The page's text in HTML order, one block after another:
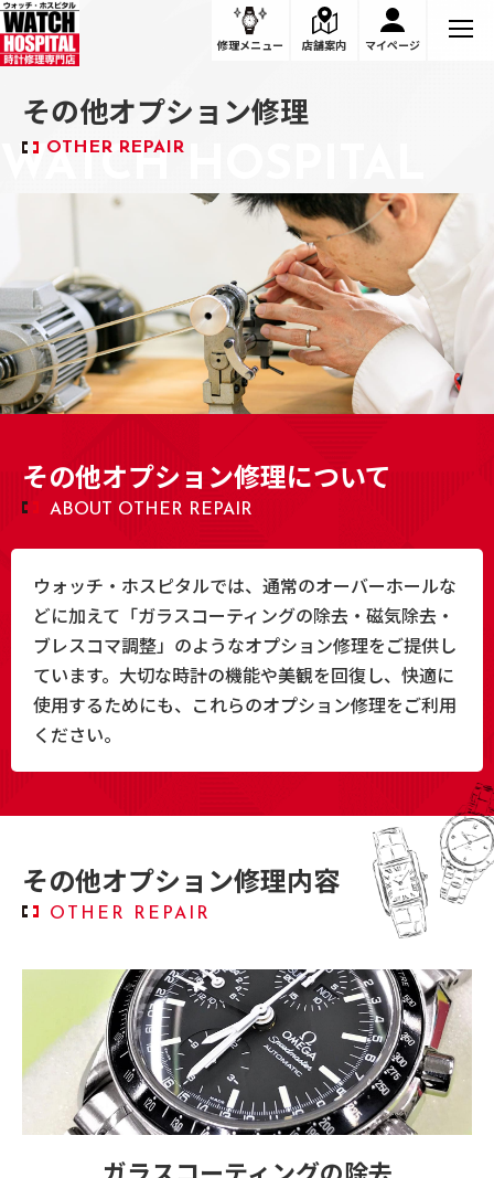
修理メニュー 店舗案内 マイページ
その他オプション修理
その他オプション修理
OTHER REPAIR
その他オプション修理について
ABOUT OTHER REPAIR
ウォッチ・ホスピタルでは、通常のオーバーホールな
どに加えて「ガラスコーティングの除去・磁気除去・
ブレスコマ調整」のようなオプション修理をご提供し
ています。大切な時計の機能や美観を回復し、快適に
使用するためにも、これらのオプション修理をご利用
ください。
その他オプション修理内容
OTHER REPAIR